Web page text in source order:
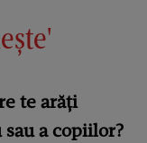
te arăți
a copiilor?